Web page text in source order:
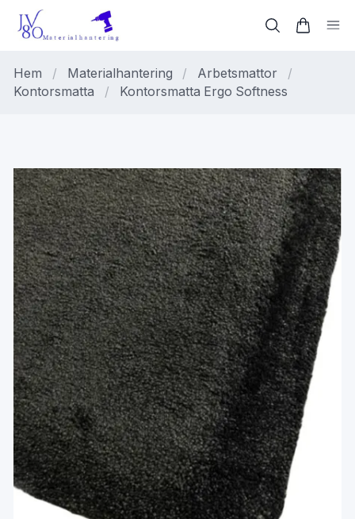
Hem / Materialhantering / Arbetsmattor
/
Kontorsmatta
/ Kontorsmatta Ergo Softness